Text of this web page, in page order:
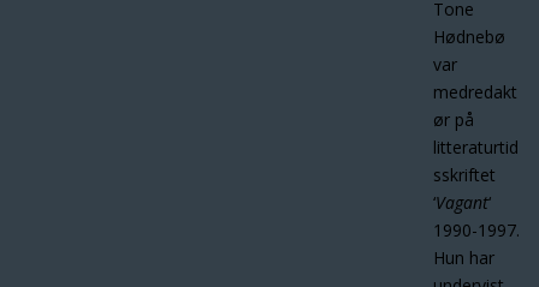
Tone
Hødnebø
var
medredakt
ør på
litteraturtid
sskriftet
‘Vagant‘
1990-1997.
Hun har